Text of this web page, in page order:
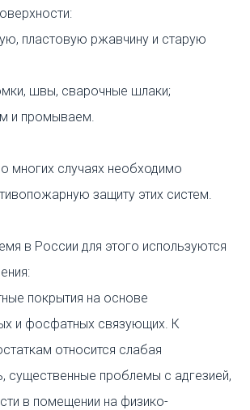
пластовую ржавчину и старую
швы, сварочные шлаки;
и промываем.
многих случаях необходимо
защиту этих систем.
в России для этого используются
покрытия на основе
и фосфатных связующих. К
относится слабая
существенные проблемы с адгезией,
в помещении на физико-